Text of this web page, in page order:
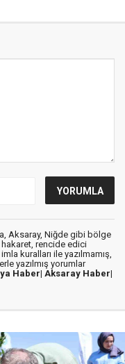
Aksaray, Niğde gibi bölge
hakaret, rencide edici
kuralları ile yazılmamış,
yazılmış yorumlar
Haber| Aksaray Haber|